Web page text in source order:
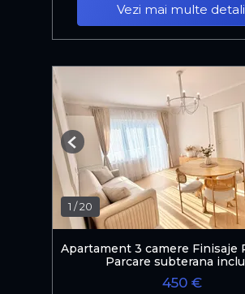
Vezi mai multe
1 /20
Previous
Apartament 3 camere Finisaje
Parcare subterana
450 €